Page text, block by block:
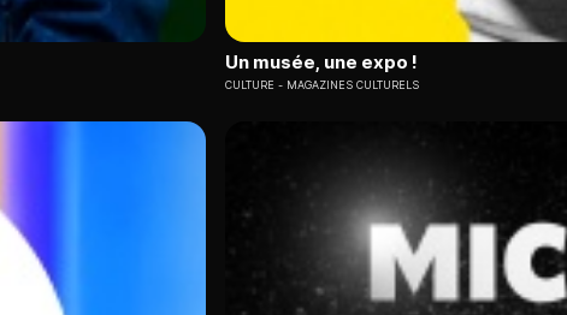
Un musée, une expo !
CULTURE MAGAZINES CULTURELS